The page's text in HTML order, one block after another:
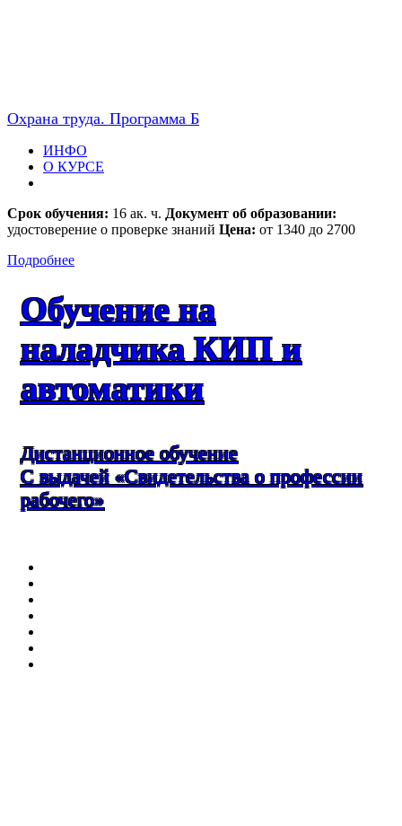
Обучение на
наладчика КИП и
автоматики
Дистанционное обучение
С выдачей «Свидетельства о профессии
рабочего»
Охрана труда. Программа Б
ИНФО
О КУРСЕ
Срок обучения: 16 ак. ч. Документ об образовании:
удостоверение о проверке знаний Цена: от 1340 до 2700
Подробнее